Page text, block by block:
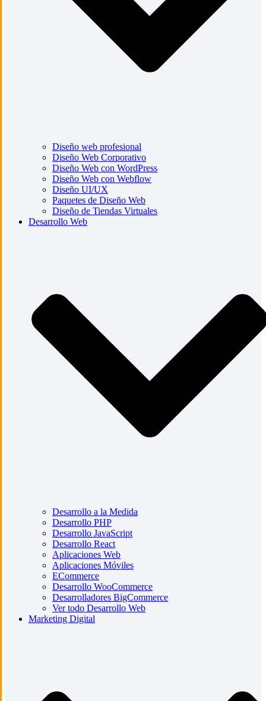
Diseño web profesional
Diseño Web Corporativo
Diseño Web con WordPress
Diseño Web con Webflow
Diseño UI/UX
Paquetes de Diseño Web
Diseño de Tiendas Virtuales
Desarrollo Web
Desarrollo a la Medida
Desarrollo PHP
Desarrollo JavaScript
Desarrollo React
Aplicaciones Web
Aplicaciones Móviles
ECommerce
Desarrollo WooCommerce
Desarrolladores BigCommerce
Ver todo Desarrollo Web
Marketing Digital